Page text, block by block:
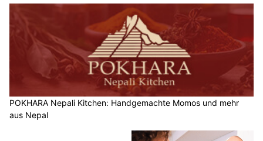
POKHARA Nepali Kitchen: Handgemachte Momos und mehr
aus Nepal